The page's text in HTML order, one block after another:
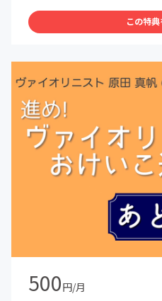
この特
500円/月